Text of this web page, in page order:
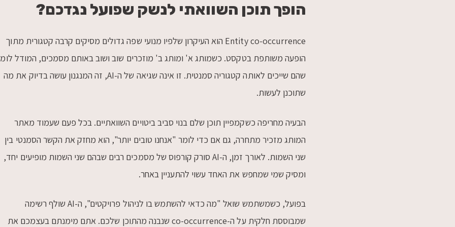
הופך תוכן השוואתי לנשק שפועל נגדכם?
Entity co-occurrence הוא העיקרון שלפיו מנועי שפה גדולים מסיקים קרבה קטגורית מתוך
הופעה משותפת בטקסט. כשמותג א' ומותג ב' מוזכרים שוב ושוב באותם מסמכים, המודל
שהם שייכים לאותה קטגוריה סמנטית. זו אינה שגיאה של ה-AI, זה המנגנון עושה בדיוק את מה
שתוכנן לעשות.
הבעיה מחריפה כשקמפיין תוכן שלם בנוי סביב ביטויים השוואתיים. בכל פעם שעמוד מאתר
המותג מזכיר מתחרה, גם אם כדי לומר "אנחנו טובים יותר", הוא מחזק את הקשר הסמנטי בין
שני השמות. לאורך זמן, ה-AI סורק קורפוס של מסמכים רבים שבהם שני השמות מופיעים יחד,
ומסיק שמי שמחפש את האחד עשוי להתעניין באחר.
בפועל, כשמשתמש שואל "מה כדאי להשתמש בו לניהול פרויקטים", ה-AI שולף רשימה
שמבוססת חלקית על ה-co-occurrence שנבנה מהתוכן שלכם. אתם מימנתם בעצמכם את